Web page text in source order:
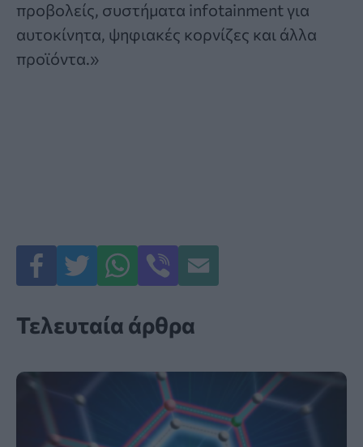
προβολείς, συστήματα infotainment για
αυτοκίνητα, ψηφιακές κορνίζες και άλλα
προϊόντα.»
Τελευταία άρθρα